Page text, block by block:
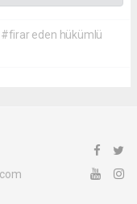
#firar eden hükümlü